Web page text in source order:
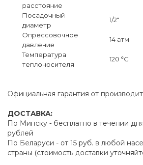
расстояние
Посадочный
диаметр
1/2"
Опрессовочное
давление
14 атм
Температура
теплоносителя
120 °C
Официальная гарантия от
ДОСТАВКА:
По Минску - бесплатно в течении
рублей
По Беларуси - от 15 руб. в любой
страны (стоимость доставки